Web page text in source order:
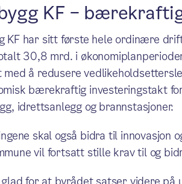
KF –
KF har sitt første hele ordinære
30,8 mrd. i
å redusere
bærekraftig investeringstakt
idrettsanlegg og brannstasjoner.
skal også bidra til innovasjon
vil fortsatt stille krav til og